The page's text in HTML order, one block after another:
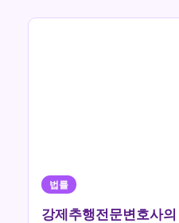
법률
강제추행전문변호사